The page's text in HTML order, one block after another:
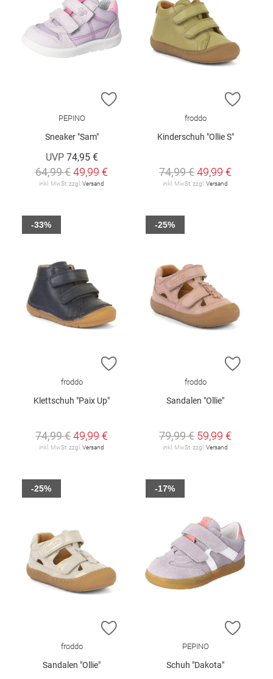
ZUR WUNSCHLISTE HINZUFÜGEN
PEPINO
Sneaker "Sam"
UVP 74,95 €
64,99 €49,99 €
inkl. MwSt. zzgl. Versand
ZUR
froddo
Kinderschuh "Ollie S"
74,99 €49,99 €
inkl. MwSt. zzgl. Versand
ZUR WUNSCHLISTE HINZUFÜGEN
froddo
Klettschuh "Paix Up"
74,99 €49,99 €
inkl. MwSt. zzgl.Versand
-33%
ZUR
froddo
Sandalen "Ollie"
79,99 € 59,99 €
inkl. MwSt. zzgl.Versand
-25%
ZUR WUNSCHLISTE HINZUFÜGEN
froddo
Sandalen "Ollie"
-25%
ZUR
PEPINO
Schuh "Dakota"
-17%